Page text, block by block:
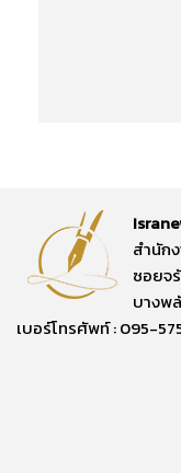
สำนัก
ซอยจ
บางพ
เบอร์โทรศัพท์ : 095-